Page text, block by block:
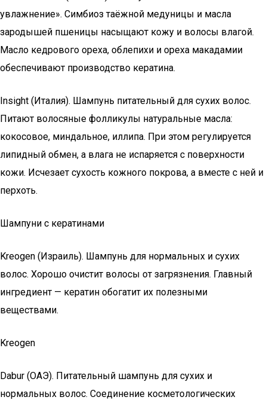
увлажнение». Симбиоз таёжной медуницы и масла
зародышей пшеницы насыщают кожу и волосы влагой.
Масло кедрового ореха, облепихи и ореха макадамии
обеспечивают производство кератина.
Insight (Италия). Шампунь питательный для сухих волос.
Питают волосяные фолликулы натуральные масла:
кокосовое, миндальное, иллипа. При этом регулируется
липидный обмен, а влага не испаряется с поверхности
кожи. Исчезает сухость кожного покрова, а вместе с ней и
перхоть.
Шампуни с кератинами
Kreogen (Израиль). Шампунь для нормальных и сухих
волос. Хорошо очистит волосы от загрязнения. Главный
ингредиент — кератин обогатит их полезными
веществами.
Kreogen
Dabur (ОАЭ). Питательный шампунь для сухих и
нормальных волос. Соединение косметологических